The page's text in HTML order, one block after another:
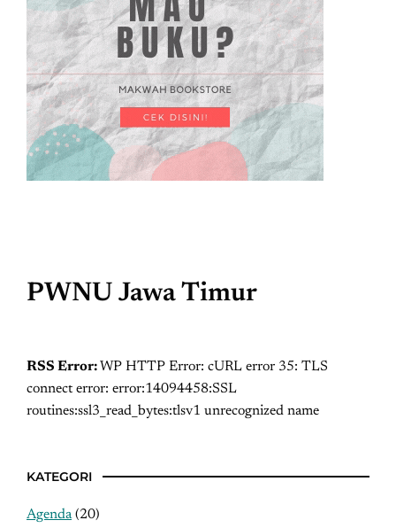
PWNU Jawa Timur
RSS Error: WP HTTP Error: cURL error 35: TLS
connect error: error:14094458:SSL
routines:ssl3_read_bytes:tlsv1 unrecognized name
KATEGORI
Agenda(20)